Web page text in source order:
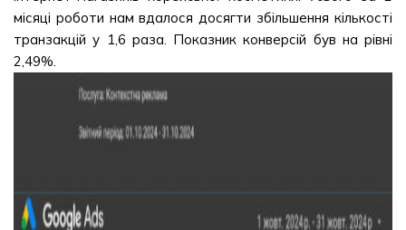
місяці роботи нам вдалося досягти збільшення кількості
транзакцій у 1,6 раза. Показник конверсій був на рівні
2,49%.